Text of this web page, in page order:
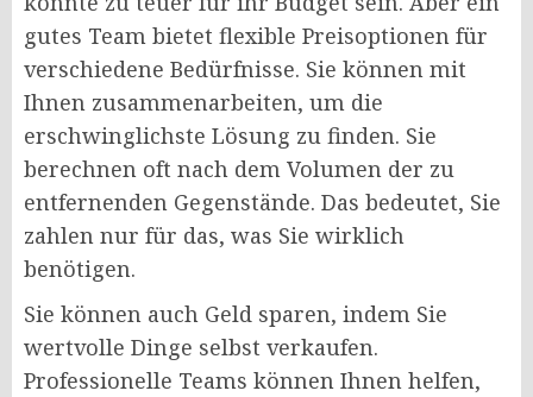
gutes Team bietet flexible Preisoptionen für
verschiedene Bedürfnisse. Sie können mit
Ihnen zusammenarbeiten, um die
erschwinglichste Lösung zu finden. Sie
berechnen oft nach dem Volumen der zu
entfernenden Gegenstände. Das bedeutet, Sie
zahlen nur für das, was Sie wirklich
benötigen.
Sie können auch Geld sparen, indem Sie
wertvolle Dinge selbst verkaufen.
Professionelle Teams können Ihnen helfen,